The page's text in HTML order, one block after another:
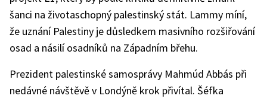
šanci na životaschopný palestinský stát. Lammy míní,
že uznání Palestiny je důsledkem masivního rozšiřování
osad a násilí osadníků na Západním břehu.
Prezident palestinské samosprávy Mahmúd Abbás při
nedávné návštěvě v Londýně krok přivítal. Šéfka